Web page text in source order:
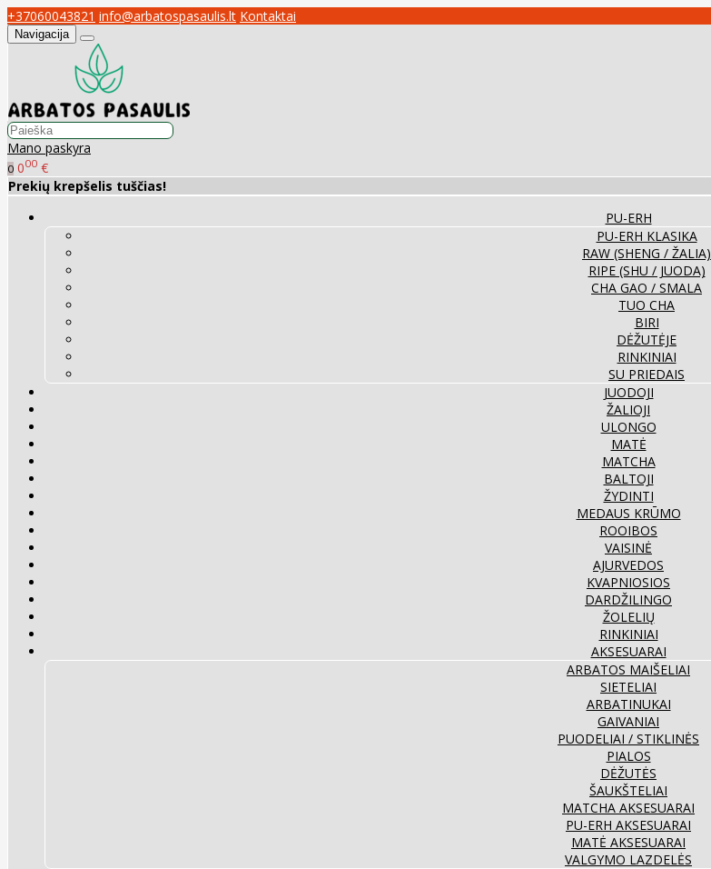
+37060043821 info@arbatospasaulis.lt Kontaktai
Navigacija
Mano paskyra
0 000 €
Prekių krepšelis tuščias!
PU-ERH
PU-ERH KLASIKA
RAW (SHENG / ŽALIA)
RIPE (SHU / JUODA)
CHA GAO / SMALA
TUO CHA
BIRI
DĖŽUTĖJE
RINKINIAI
SU PRIEDAIS
JUODOJI
ŽALIOJI
ULONGO
MATĖ
MATCHA
BALTOJI
ŽYDINTI
MEDAUS KRŪMO
ROOIBOS
VAISINĖ
AJURVEDOS
KVAPNIOSIOS
DARDŽILINGO
ŽOLELIŲ
RINKINIAI
AKSESUARAI
ARBATOS MAIŠELIAI
SIETELIAI
ARBATINUKAI
GAIVANIAI
PUODELIAI / STIKLINĖS
PIALOS
DĖŽUTĖS
ŠAUKŠTELIAI
MATCHA AKSESUARAI
PU-ERH AKSESUARAI
MATĖ AKSESUARAI
VALGYMO LAZDELĖS